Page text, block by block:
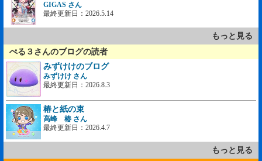
GIGAS さん
最終更新日：2026.5.14
もっと見る
ぺる３さんのブログの読者
みずけけのブログ
みずけけ さん
最終更新日：2026.8.3
椿と紙の束
高峰 椿 さん
最終更新日：2026.4.7
もっと見る